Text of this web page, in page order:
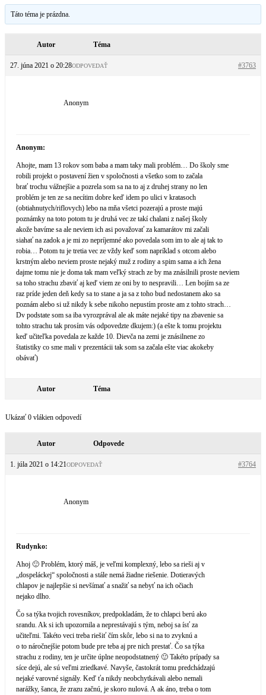
Táto téma je prázdna.
Autor Téma
27. júna 2021 o 20:28 #3763
ODPOVEDAŤ
Anonym
Anonym:
Ahojte, mam 13 rokov som baba a mam taky mali problém… Do školy sme
robili projekt o postavení žien v spoločnosti a všetko som to začala
brať trochu vážnejšie a pozrela som sa na to aj z druhej strany no len
problém je ten ze sa necítim dobre keď idem po ulici v kratasoch
(obtiahnutych/ri­flovych) lebo na mňa všetci pozerajú a proste majú
poznámky na toto potom tu je druhá vec ze takí chalani z našej školy
akože bavíme sa ale neviem ich asi považovať za kamarátov mi začali
siahať na zadok a je mi zo nepríjemné ako povedala som im to ale aj tak to
robia… Potom tu je tretia vec ze vždy keď som napríklad s otcom alebo
krstným alebo neviem proste nejaký muž z rodiny a spim sama a ich žena
dajme tomu nie je doma tak mam veľký strach ze by ma znásilnili proste neviem
sa toho strachu zbaviť aj keď viem ze oni by to nespravili… Len bojím sa ze
raz príde jeden deň kedy sa to stane a ja sa z toho bud nedostanem ako sa
poznám alebo si už nikdy k sebe nikoho nepustím proste am z tohto strach…
Dv podstate som sa iba vyrozprával ale ak máte nejaké tipy na zbavenie sa
tohto strachu tak prosím vás odpovedzte dkujem:) (a ešte k tomu projektu
keď učiteľka povedala ze každe 10. Dievča na zemi je znásilnene zo
štatistiky co sme mali v prezentácii tak som sa začala ešte viac akokeby
obávať)
Autor Téma
Ukázať 0 vlákien odpovedí
Autor Odpovede
1. júla 2021 o 14:21 #3764
ODPOVEDAŤ
Anonym
Rudynko:
Ahoj 🙂 Problém, ktorý máš, je veľmi komplexný, lebo sa rieši aj v
„dospeláckej“ spoločnosti a stále nemá žiadne riešenie. Dotieravých
chlapov je najlepšie si nevšímať a snažiť sa nebyť na ich očiach
nejako dlho.
Čo sa týka tvojich rovesníkov, predpokladám, že to chlapci berú ako
srandu. Ak si ich upozornila a neprestávajú s tým, neboj sa ísť za
učiteľmi. Takéto veci treba riešiť čím skôr, lebo si na to zvyknú a
o to náročnejšie potom bude pre teba aj pre nich prestať. Čo sa týka
strachu z rodiny, ten je určite úplne neopodstatnený 🙂 Takéto prípady sa
síce dejú, ale sú veľmi zriedkavé. Navyše, častokrát tomu predchádzajú
nejaké varovné signály. Keď ťa nikdy neobchytkávali alebo nemali
narážky, šanca, že zrazu začnú, je skoro nulová. A ak áno, treba o tom